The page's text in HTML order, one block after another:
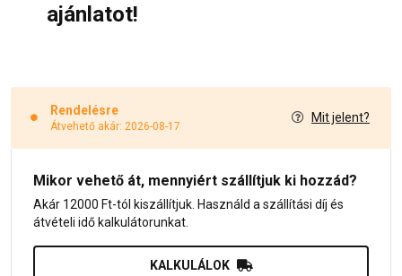
ajánlatot!
Rendelésre
Átvehető akár: 2026-08-17
Mit jelent?
Mikor vehető át, mennyiért szállítjuk ki hozzád?
Akár 12000 Ft-tól kiszállítjuk. Használd a szállítási díj és
átvételi idő kalkulátorunkat.
KALKULÁLOK